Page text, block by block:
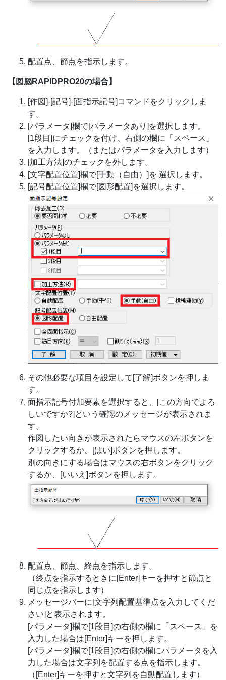
配置点、節点を指示します。
【図脳RAPIDPRO20の場合】
[作図]-[記号]-[面指示記号]コマンドをクリックしま
す。
[パラメータ]欄で[パラメータあり]を選択します。
[1段目]にチェックを付け、右側の欄に「スペース」
を入力します。（またはパラメータを入力します）
[加工方法]のチェックを外します。
[文字配置位置]欄で[手動（自由）]を 選択します。
[記号配置位置]欄で[図形配置]を選択します。
その他必要な項目を設定して[了解]ボタンを押しま
す。
面指示記号付加要素を選択すると、[この方向でよろ
しいですか?]という確認のメッセージが表示されま
す。
作図したい向きが表示されたらマウスの左ボタンを
クリックするか、[はい]ボタンを押します。
別の向きにする場合はマウスの右ボタンをクリック
するか、[いいえ]ボタンを押します。
配置点、節点、終点を指示します。
（終点を指示するときに[Enter]キーを押すと節点と
同じ点を指示します）
メッセージバーに[文字列配置基準点を入力してくだ
さい]と表示されます。
[パラメータ]欄で[1段目]の右側の欄に「スペース」を
入力した場合は[Enter]キーを押します。
[パラメータ]欄で[1段目]の右側の欄にパラメータを入
力した場合は文字列を配置する点を指示します。
（[Enter]キーを押すと文字列を自動配置します）